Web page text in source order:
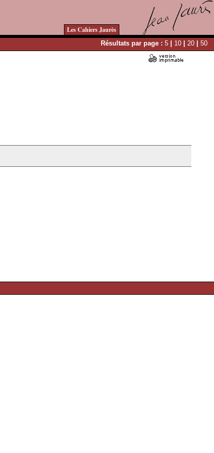
Les Cahiers Jaurès
Résultats par page : 5 | 10 | 20 | 50